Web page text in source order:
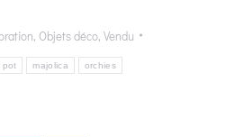
, Objets déco, Vendu
pot majolica orchies